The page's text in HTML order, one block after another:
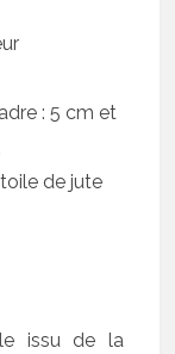
: 5 cm et
de jute
issu de la